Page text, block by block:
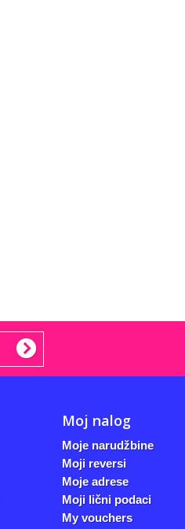
Moj nalog
Moje narudžbine
Moji reversi
Moje adrese
Moji lični podaci
My vouchers